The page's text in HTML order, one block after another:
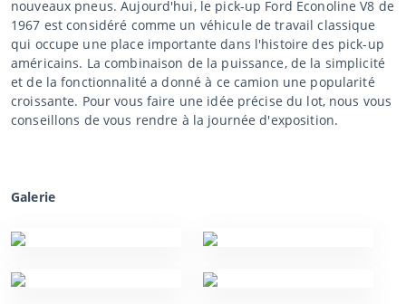
nouveaux pneus. Aujourd'hui, le pick-up Ford Econoline V8 de
1967 est considéré comme un véhicule de travail classique
qui occupe une place importante dans l'histoire des pick-up
américains. La combinaison de la puissance, de la simplicité
et de la fonctionnalité a donné à ce camion une popularité
croissante. Pour vous faire une idée précise du lot, nous vous
conseillons de vous rendre à la journée d'exposition.
Galerie